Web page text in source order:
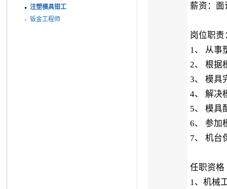
注塑模具钳工
钣金工程师
薪资：面
岗位职责
1、 从事
2、 根据
3、 模具
4、 解决
5、 模具
6、 参加
7、 机台
任职资格
1、机械